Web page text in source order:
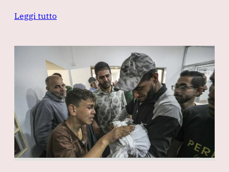
Leggi tutto